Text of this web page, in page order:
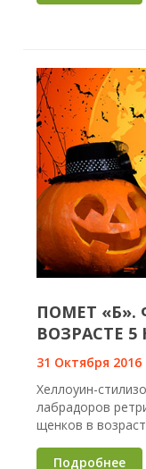
ПОМЕТ
ВОЗРАСТЕ 5
31 Октября 2016
Хеллоуин-
лабрадоров
щенков в
Подробнее